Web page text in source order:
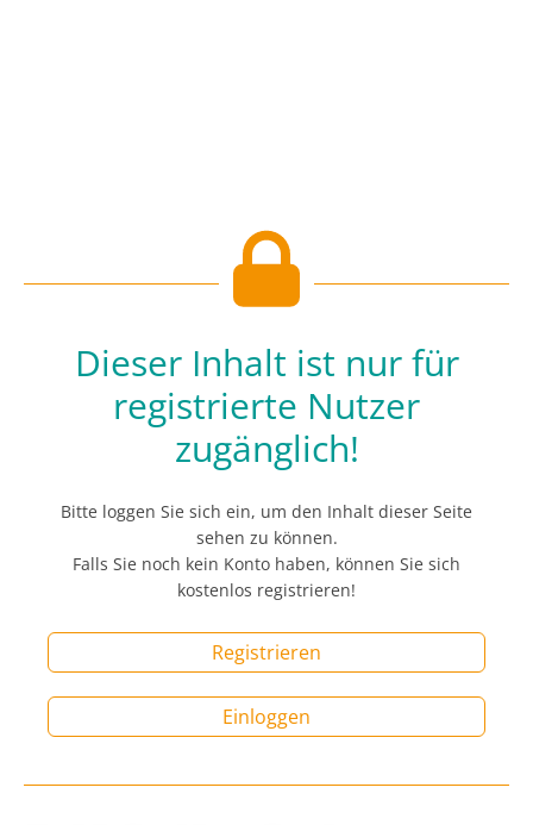
Dieser Inhalt ist nur für
registrierte Nutzer
zugänglich!
Bitte loggen Sie sich ein, um den Inhalt dieser Seite
sehen zu können.
Falls Sie noch kein Konto haben, können Sie sich
kostenlos registrieren!
Registrieren
Einloggen